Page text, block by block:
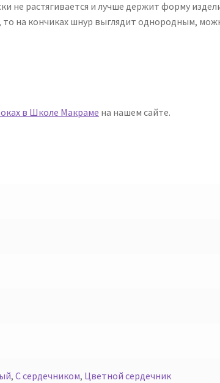
не растягивается и лучше держит форму
то на кончиках шнур выглядит однородным,
в Школе Макраме на нашем сайте.
, С сердечником, Цветной сердечник